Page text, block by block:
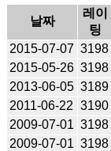
날짜
레이
팅
2015-07-07 3198
2015-05-26 3198
2013-06-05 3189
2011-06-22 3190
2009-07-01 3198
2009-07-01 3198